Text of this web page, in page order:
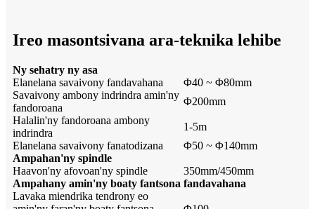
Ireo masontsivana ara-teknika lehibe
Ny sehatry ny asa
Elanelana savaivony fandavahana
Φ40 ~ Φ80mm
Savaivony ambony indrindra amin'ny
fandoroana
Φ200mm
Halalin'ny fandoroana ambony
indrindra
1-5m
Elanelana savaivony fanatodizana
Φ50 ~ Φ140mm
Ampahan'ny spindle
Haavon'ny afovoan'ny spindle
350mm/450mm
Ampahany amin'ny boaty fantsona fandavahana
Lavaka miendrika tendrony eo